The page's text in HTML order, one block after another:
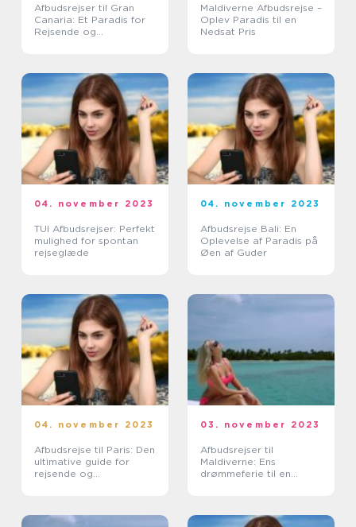
Afbudsrejser til Gran
Canaria: Et Paradis for
Rejsende og
Maldiverne Afbudsrejse –
Oplev Paradis til en
Nedsat Pris
04. november 2023
TUI Afbudsrejser: Perfekt
mulighed for spontan
rejseglæde
04. november 2023
Afbudsrejse Bali: En
Oplevelse af Paradis på
Øen af Guder
04. november 2023
Afbudsrejse til Paris: Den
ultimative guide for
rejsende og
03. november 2023
Afbudsrejser til
Maldiverne: Ens
drømmeferie til en